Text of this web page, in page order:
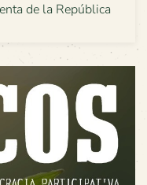
de la República